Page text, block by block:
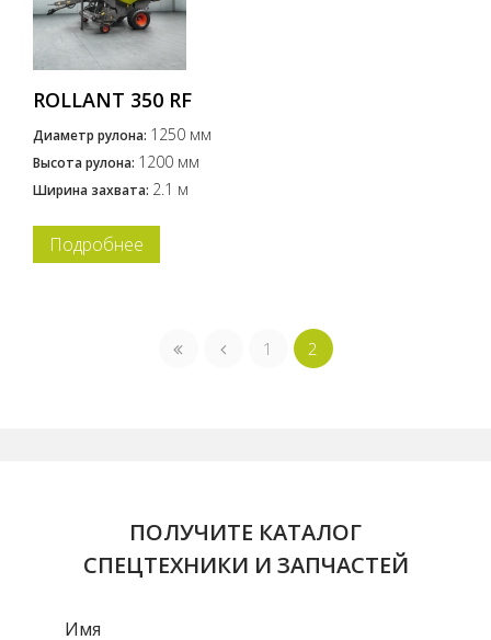
ROLLANT 350 RF
Диаметр рулона: 1250 мм
Высота рулона: 1200 мм
Ширина захвата: 2.1 м
Подробнее
1 2
ПОЛУЧИТЕ КАТАЛОГ
СПЕЦТЕХНИКИ И ЗАПЧАСТЕЙ